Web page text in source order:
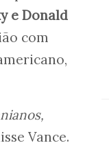
e Donald
com
Vance.